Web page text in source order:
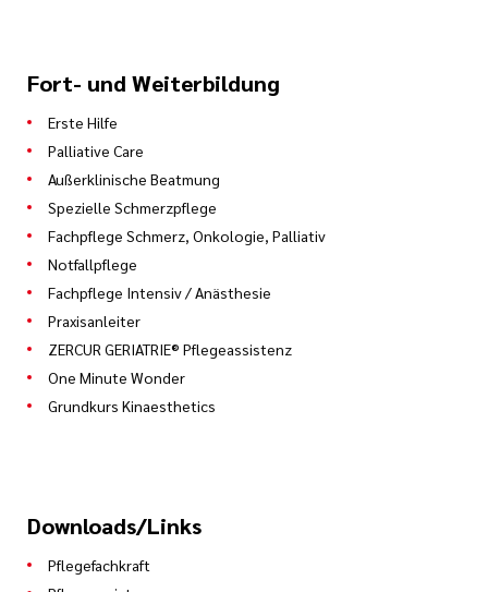
Fort- und Weiterbildung
Erste Hilfe
Palliative Care
Außerklinische Beatmung
Spezielle Schmerzpflege
Fachpflege Schmerz, Onkologie, Palliativ
Notfallpflege
Fachpflege Intensiv / Anästhesie
Praxisanleiter
ZERCUR GERIATRIE® Pflegeassistenz
One Minute Wonder
Grundkurs Kinaesthetics
Downloads/Links
Pflegefachkraft